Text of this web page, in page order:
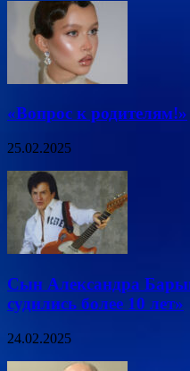
«Вопрос к родителям!»
25.02.2025
Сын Александра
судились более 10 лет»
24.02.2025